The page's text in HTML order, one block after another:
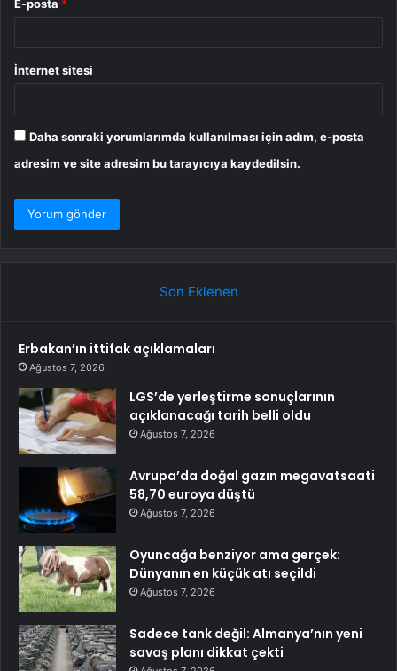
E-posta *
İnternet sitesi
Daha sonraki yorumlarımda kullanılması için adım, e-posta
adresim ve site adresim bu tarayıcıya kaydedilsin.
Son Eklenen
Erbakan’ın ittifak açıklamaları
Ağustos 7, 2026
LGS’de yerleştirme sonuçlarının
açıklanacağı tarih belli oldu
Ağustos 7, 2026
Avrupa’da doğal gazın megavatsaati
58,70 euroya düştü
Ağustos 7, 2026
Oyuncağa benziyor ama gerçek:
Dünyanın en küçük atı seçildi
Ağustos 7, 2026
Sadece tank değil: Almanya’nın yeni
savaş planı dikkat çekti